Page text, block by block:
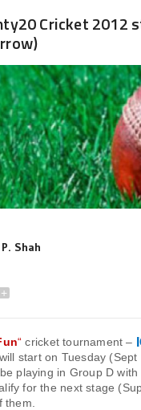
Cricket 2012
Shah
+
“ cricket tournament –
start on Tuesday (Sept
playing in Group D
for the next stage